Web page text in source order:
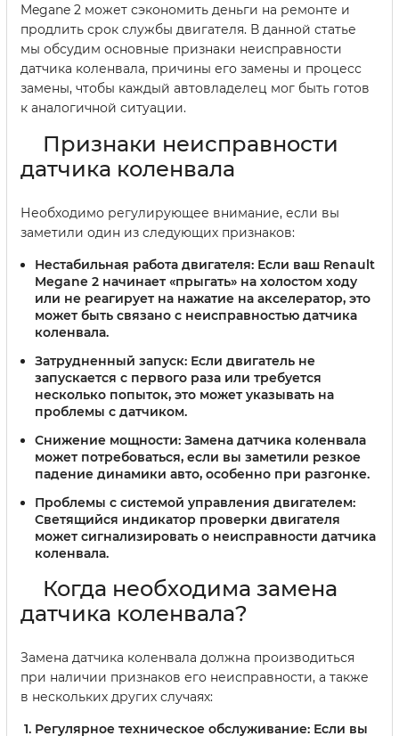
Megane 2 может сэкономить деньги на ремонте и
продлить срок службы двигателя. В данной статье
мы обсудим основные признаки неисправности
датчика коленвала, причины его замены и процесс
замены, чтобы каждый автовладелец мог быть готов
к аналогичной ситуации.
Признаки неисправности
датчика коленвала
Необходимо регулирующее внимание, если вы
заметили один из следующих признаков:
Нестабильная работа двигателя: Если ваш Renault
Megane 2 начинает «прыгать» на холостом ходу
или не реагирует на нажатие на акселератор, это
может быть связано с неисправностью датчика
коленвала.
Затрудненный запуск: Если двигатель не
запускается с первого раза или требуется
несколько попыток, это может указывать на
проблемы с датчиком.
Снижение мощности: Замена датчика коленвала
может потребоваться, если вы заметили резкое
падение динамики авто, особенно при разгонке.
Проблемы с системой управления двигателем:
Светящийся индикатор проверки двигателя
может сигнализировать о неисправности датчика
коленвала.
Когда необходима замена
датчика коленвала?
Замена датчика коленвала должна производиться
при наличии признаков его неисправности, а также
в нескольких других случаях:
Регулярное техническое обслуживание: Если вы